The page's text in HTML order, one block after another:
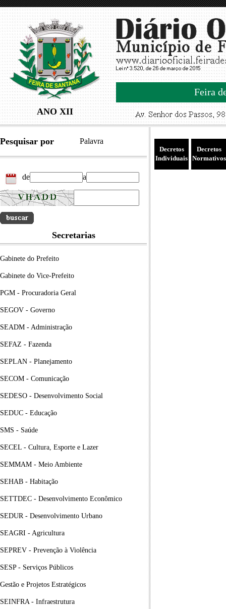
ANO XII
Feira
Pesquisar por Palavra
de a
Secretarias
Gabinete do Prefeito
Gabinete do Vice-Prefeito
PGM - Procuradoria Geral
SEGOV - Governo
SEADM - Administração
SEFAZ - Fazenda
SEPLAN - Planejamento
SECOM - Comunicação
SEDESO - Desenvolvimento Social
SEDUC - Educação
SMS - Saúde
SECEL - Cultura, Esporte e Lazer
SEMMAM - Meio Ambiente
SEHAB - Habitação
SETTDEC - Desenvolvimento Econômico
SEDUR - Desenvolvimento Urbano
SEAGRI - Agricultura
SEPREV - Prevenção à Violência
SESP - Serviços Públicos
Gestão e Projetos Estratégicos
SEINFRA - Infraestrutura
Decretos
Individuais
Decretos
Normativos